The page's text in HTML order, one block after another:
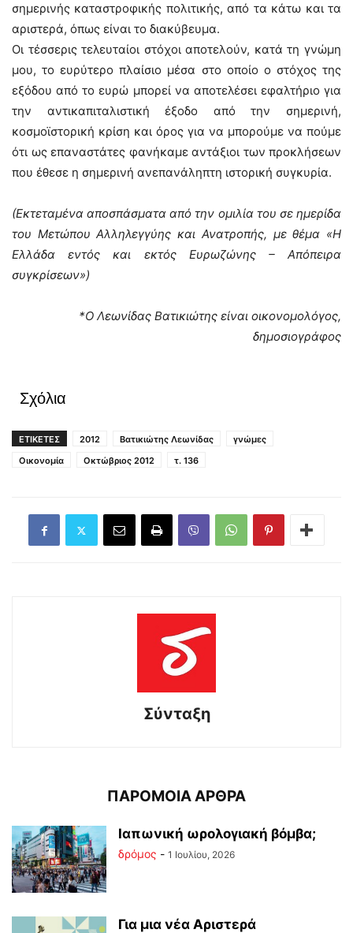
σημερινής καταστροφικής πολιτικής, από τα κάτω και τα
αριστερά, όπως είναι το διακύβευμα.
Οι τέσσερις τελευταίοι στόχοι αποτελούν, κατά τη γνώμη
μου, το ευρύτερο πλαίσιο μέσα στο οποίο ο στόχος της
εξόδου από το ευρώ μπορεί να αποτελέσει εφαλτήριο για
την αντικαπιταλιστική έξοδο από την σημερινή,
κοσμοϊστορική κρίση και όρος για να μπορούμε να πούμε
ότι ως επαναστάτες φανήκαμε αντάξιοι των προκλήσεων
που έθεσε η σημερινή ανεπανάληπτη ιστορική συγκυρία.
(Εκτεταμένα αποσπάσματα από την ομιλία του σε ημερίδα
του Μετώπου Αλληλεγγύης και Ανατροπής, με θέμα «Η
Ελλάδα εντός και εκτός Ευρωζώνης – Απόπειρα
συγκρίσεων»)
*Ο Λεωνίδας Βατικιώτης είναι οικονομολόγος,
δημοσιογράφος
Σχόλια
ΕΤΙΚΕΤΕΣ 2012 Βατικιώτης Λεωνίδας
γνώμες
Οικονομία
Οκτώβριος 2012 τ. 136
Σύνταξη
ΠΑΡΟΜΟΙΑ ΑΡΘΡΑ
Ιαπωνική ωρολογιακή βόμβα;
δρόμος - 1 Ιουλίου, 2026
Για μια νέα Αριστερά